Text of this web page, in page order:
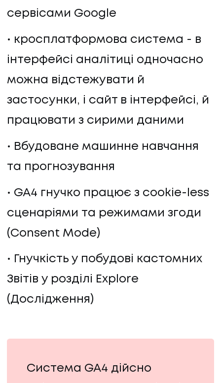
сервісами Google
кросплатформова система - в
інтерфейсі аналітиці одночасно
можна відстежувати й
застосунки, і сайт в інтерфейсі, й
працювати з сирими даними
Вбудоване машинне навчання
та прогнозування
GA4 гнучко працює з cookie-less
сценаріями та режимами згоди
(Consent Mode)
Гнучкість у побудові кастомних
Звітів у розділі Explore
(Дослідження)
Система GA4 дійсно